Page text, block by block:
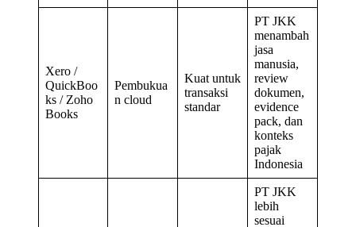
Xero /
QuickBoo
ks / Zoho
Books
Pembukua
n cloud
Kuat untuk
transaksi
standar
PT JKK
menambah
jasa
manusia,
review
dokumen,
evidence
pack, dan
konteks
pajak
Indonesia
PT JKK
lebih
sesuai